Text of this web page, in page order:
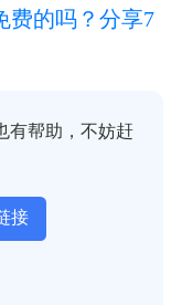
费的吗？分享7
有帮助，不妨赶
接